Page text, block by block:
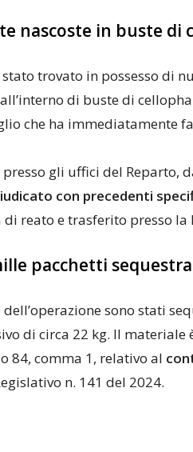
nascoste in buste di
stato trovato in possesso di
di buste di
che ha immediatamente
gli uffici del Reparto,
con precedenti
reato e trasferito presso la
pacchetti
dell’operazione sono stati
di circa 22 kg. Il
84, comma 1, relativo al
n. 141 del 2024.